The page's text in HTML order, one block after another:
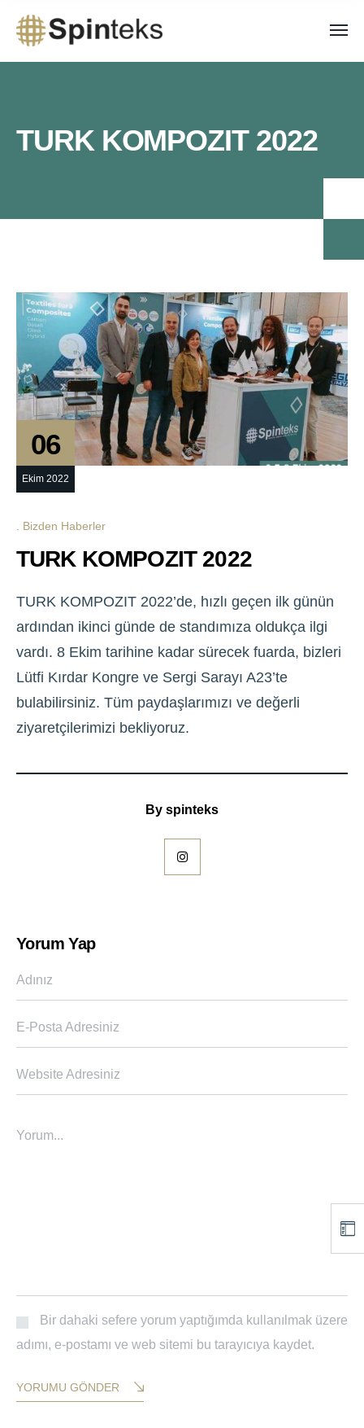
TURK KOMPOZIT 2022
06
Ekim 2022
Bizden Haberler
TURK KOMPOZIT 2022
TURK KOMPOZIT 2022’de, hızlı geçen ilk günün
ardından ikinci günde de standımıza oldukça ilgi
vardı. 8 Ekim tarihine kadar sürecek fuarda, bizleri
Lütfi Kırdar Kongre ve Sergi Sarayı A23’te
bulabilirsiniz. Tüm paydaşlarımızı ve değerli
ziyaretçilerimizi bekliyoruz.
By spinteks
Yorum Yap
Adınız
E-Posta Adresiniz
Website Adresiniz
Yorum...
Bir dahaki sefere yorum yaptığımda kullanılmak üzere
adımı, e-postamı ve web sitemi bu tarayıcıya kaydet.
YORUMU GÖNDER